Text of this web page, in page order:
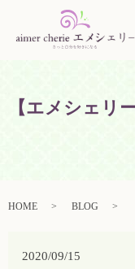
【エメシェリ
HOME BLOG
2020/09/15